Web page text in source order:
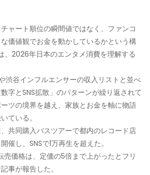
ャート順位の瞬間値ではなく、ファンコ
価値観でお金を動かしているかという構
、2026年日本のエンタメ消費を理解する
渋谷インフルエンサーの収入リストと並べ
字とSNS拡散」のパターンが繰り返されて
ツの境界を越え、家族とお金を軸に物語
ている。
共同購入バスツアーで都内のレコード店
催し、SNSで1万再生を超えた。
価格は、定価の5倍まで上がったとフリ
事が報告した。